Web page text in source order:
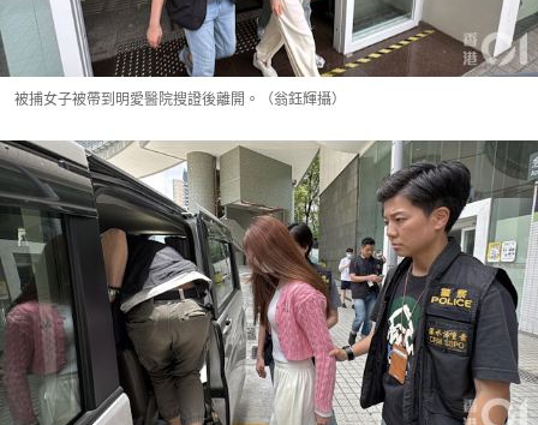
被捕女子被帶到明愛醫院搜證後離開。（翁鈺輝攝）